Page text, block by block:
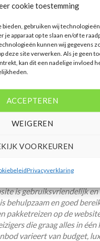
cookie toestemming
bieden, gebruiken wij
apparaat op te slaan en/of te
kunnen wij gegevens
deze site verwerken. Als je geen
kan dit een nadelige invloed
ACCEPTEREN
WEIGEREN
VOORKEUREN
Privacyverklaring
en budget.
Beukers/Tilburg
een lastminute vakantie
is gebruiksvriendelijk en
behulpzaam en goed
pakketreizen op de
die graag alles in één
varieert van budget,